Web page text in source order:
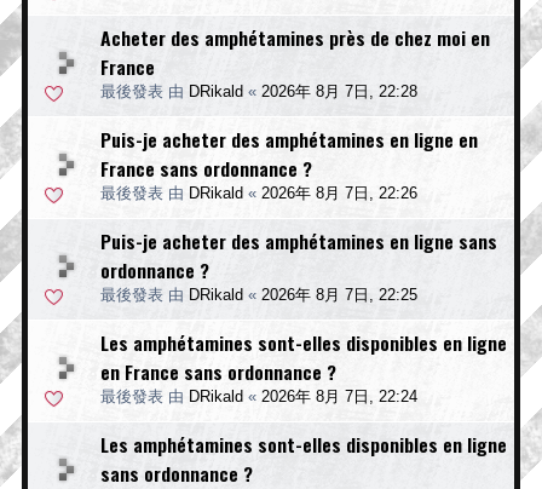
Acheter des amphétamines près de chez moi en
France
最後發表 由 DRikald « 2026年 8月 7日, 22:28
Puis-je acheter des amphétamines en ligne en
France sans ordonnance ?
最後發表 由 DRikald « 2026年 8月 7日, 22:26
Puis-je acheter des amphétamines en ligne sans
ordonnance ?
最後發表 由 DRikald « 2026年 8月 7日, 22:25
Les amphétamines sont-elles disponibles en ligne
en France sans ordonnance ?
最後發表 由 DRikald « 2026年 8月 7日, 22:24
Les amphétamines sont-elles disponibles en ligne
sans ordonnance ?